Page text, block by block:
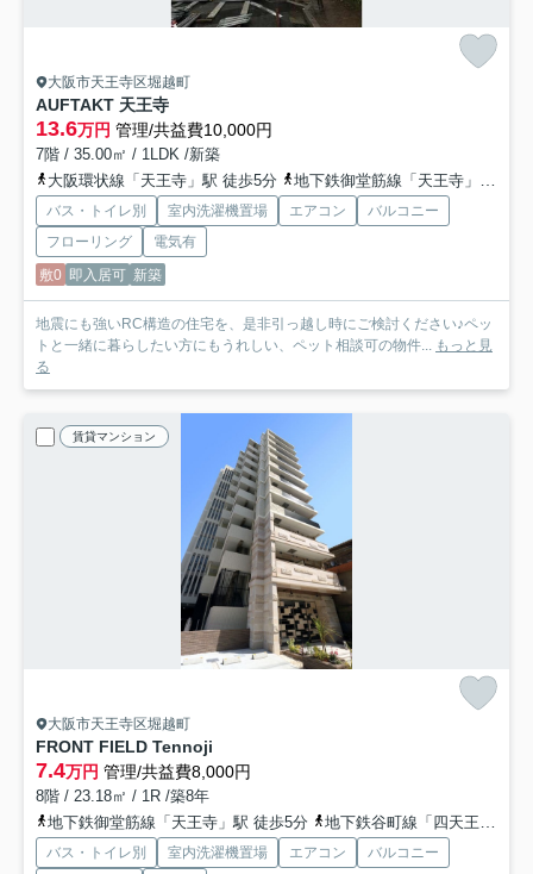
大阪市天王寺区堀越町
AUFTAKT 天王寺
13.6万円 管理/共益費10,000円
7階 / 35.00㎡ / 1LDK /新築
大阪環状線「天王寺」駅 徒歩5分
地下鉄御堂筋線「天王寺」駅 徒歩6分
バス・トイレ別 室内洗濯機置場 エアコン
バルコニー
フローリング
電気有
敷0 即入居可 新築
地震にも強いRC構造の住宅を、是非引っ越し時にご検討ください♪ペッ
トと一緒に暮らしたい方にもうれしい、ペット相談可の物件... もっと見
る
賃貸マンション
大阪市天王寺区堀越町
FRONT FIELD Tennoji
7.4万円 管理/共益費8,000円
8階 / 23.18㎡ / 1R /築8年
地下鉄御堂筋線「天王寺」駅 徒歩5分
地下鉄谷町線「四天王寺前夕陽ヶ丘」駅 徒歩10分
バス・トイレ別 室内洗濯機置場 エアコン
バルコニー